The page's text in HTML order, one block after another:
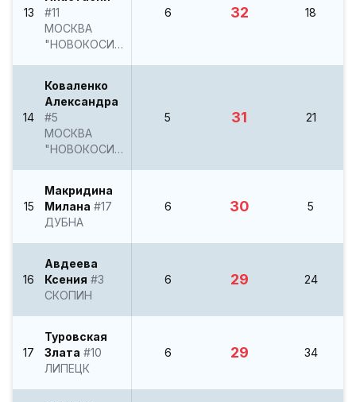
13
#11
МОСКВА
"НОВОКОСИНО"
6 32 18
14
Коваленко
Александра
#5
МОСКВА
"НОВОКОСИНО"
5 31 21
15
Макридина
Милана #17
ДУБНА
6 30 5
16
Авдеева
Ксения #3
СКОПИН
6 29 24
17
Туровская
Злата #10
ЛИПЕЦК
6 29 34